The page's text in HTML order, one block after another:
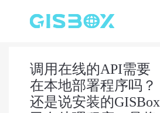
调用在线的API需要
在本地部署程序吗？
还是说安装的GISBox